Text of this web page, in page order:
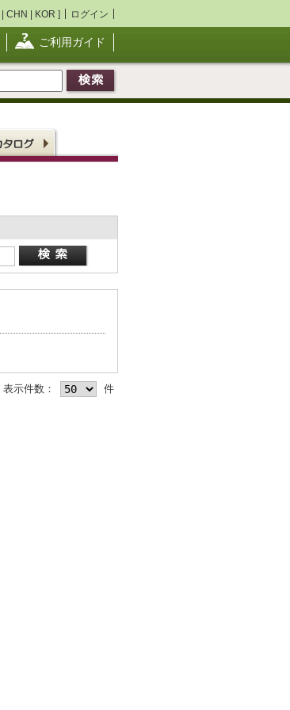
| CHN | KOR ] ログイン
ご利用ガイド
表示件数： 件